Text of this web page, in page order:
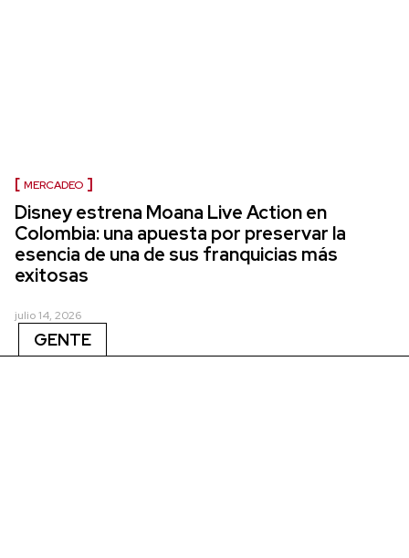
MERCADEO
Disney estrena Moana Live Action en
Colombia: una apuesta por preservar la
esencia de una de sus franquicias más
exitosas
julio 14, 2026
GENTE